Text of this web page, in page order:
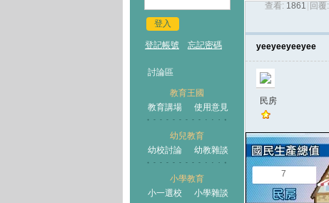
登入
登記帳號 忘記密碼
討論區
教育王國
教育講場
使用意見
幼兒教育
幼校討論
幼教雜談
小學教育
小一選校
小學雜談
王國
› ›
查看: 1861 回覆:
yeeyeeyeeyee
民房
7